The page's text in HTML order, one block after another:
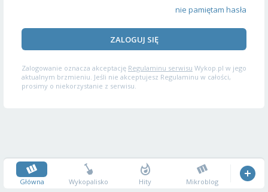
nie pamiętam hasła
ZALOGUJ SIĘ
Zalogowanie oznacza akceptację Regulaminu serwisu Wykop.pl w jego
aktualnym brzmieniu. Jeśli nie akceptujesz Regulaminu w całości,
prosimy o niekorzystanie z serwisu.
Główna Wykopalisko Hity Mikroblog